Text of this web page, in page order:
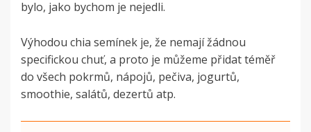
bylo, jako bychom je nejedli.
Výhodou chia semínek je, že nemají žádnou
specifickou chuť, a proto je můžeme přidat téměř
do všech pokrmů, nápojů, pečiva, jogurtů,
smoothie, salátů, dezertů atp.